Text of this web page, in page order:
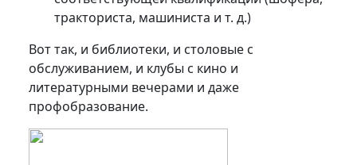
тракториста, машиниста и т. д.)
Вот так, и библиотеки, и столовые с
обслуживанием, и клубы с кино и
литературными вечерами и даже
профобразование.